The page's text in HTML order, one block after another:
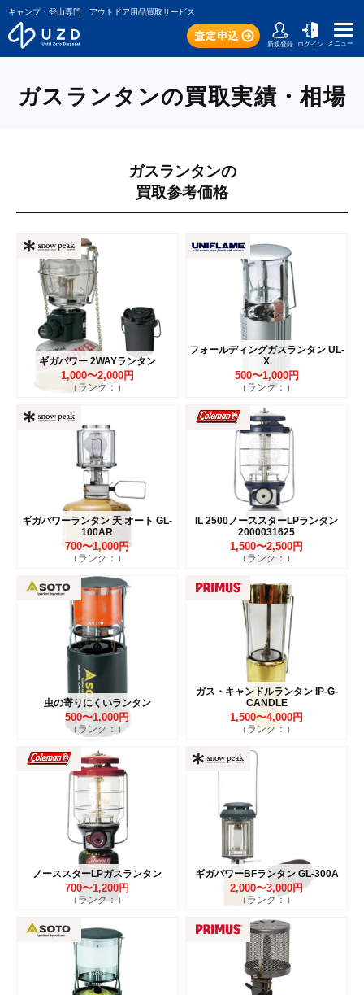
キャンプ・登山専門 アウトドア用品買取サービス
新規登録 ログイン メニュー
ガスランタンの買取実績・相場
ガスランタンの
買取参考価格
ギガパワー 2WAYランタン
1,000〜2,000円
（ランク：）
フォールディングガスランタン UL-
X
500〜1,000円
（ランク：）
ギガパワーランタン 天 オート GL-
100AR
700〜1,000円
（ランク：）
IL 2500ノーススターLPランタン
2000031625
1,500〜2,500円
（ランク：）
虫の寄りにくいランタン
500〜1,000円
（ランク：）
ガス・キャンドルランタン IP-G-
CANDLE
1,500〜4,000円
（ランク：）
ノーススターLPガスランタン
700〜1,200円
（ランク：）
ギガパワーBFランタン GL-300A
2,000〜3,000円
（ランク：）